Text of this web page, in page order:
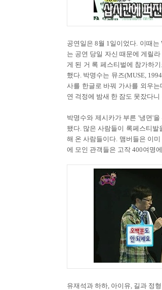
공연일은 8월 1일이었다. 이때
는 공연 당일 자신 때문에 게릴
게 된 거 록 페스티벌에 참가하
했다. 박명수는 뮤즈(MUSE,
사를 한글로 바꿔 가사를 외우
연 걱정에 밤새 한 잠도 못잤다
박명수와 제시카가 부른 '냉면'
됐다. 많은 사람들이 록페스티
해 온 사람들이다. 맴버들은 이
에 모인 관객들은 고작 400여명
유재석과 하하, 아이유, 길과 정